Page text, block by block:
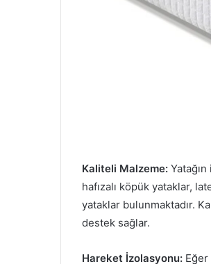
Kaliteli Malzeme:
hafızalı köpük yataklar,
yataklar bulunmaktadır.
destek sağlar.
Hareket İzolasyonu: